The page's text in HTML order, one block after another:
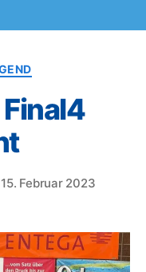
15. Februar 2023